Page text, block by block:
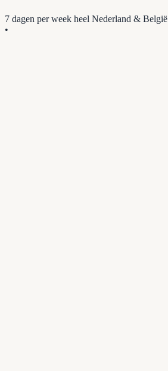
7 dagen per week heel Nederland & België
•